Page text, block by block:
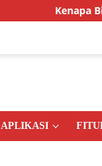
Kenapa Bisnis
APLIKASI